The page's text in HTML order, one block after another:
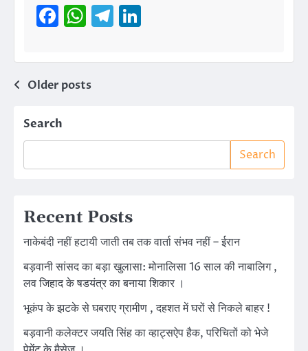
Facebook
WhatsApp
Telegram
Posts
navigation
Older posts
Search
Search
Recent Posts
नाकेबंदी नहीं हटायी जाती तब तक वार्ता संभव नहीं – ईरान
बड़वानी सांसद का बड़ा खुलासा: मोनालिसा 16 साल की नाबालिग ,
लव जिहाद के षडयंत्र का बनाया शिकार ।
भूकंप के झटके से घबराए ग्रामीण , दहशत में घरों से निकले बाहर !
बड़वानी कलेक्टर जयति सिंह का व्हाट्सऐप हैक, परिचितों को भेजे